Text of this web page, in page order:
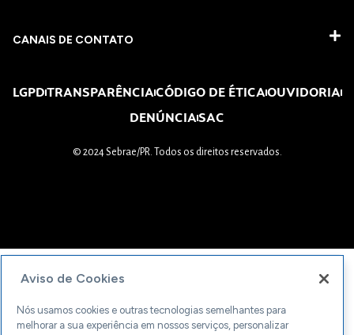
CANAIS DE CONTATO
LGPDTRANSPARÊNCIACÓDIGO DE ÉTICAOUVIDORIA
DENÚNCIASAC
© 2024 Sebrae/PR. Todos os direitos reservados.
Aviso de Cookies
Nós usamos cookies e outras tecnologias semelhantes para
melhorar a sua experiência em nossos serviços, personalizar